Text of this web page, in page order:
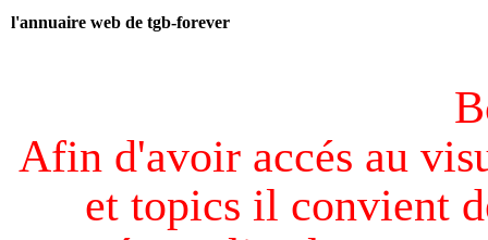
l'annuaire web de tgb-forever
Afin d'avoir accés au
et topics il convient